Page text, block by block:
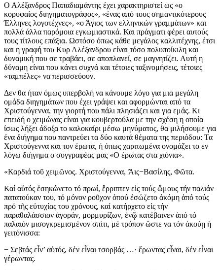
Ο Αλέξανδρος Παπαδιαμάντης έχει χαρακτηριστεί ως «ο
κορυφαίος διηγηματογράφος», «ένας από τους σημαντικότερους
Έλληνες λογοτέχνες», «ο Άγιος των ελληνικών γραμμάτων» και
πολλά άλλα παρόμοια εγκωμιαστικά. Και πράγματι φέρει αυτούς
τους τίτλους επάξια. Ωστόσο όπως κάθε μεγάλος καλλιτέχνης, έτσι
και η γραφή του Κυρ Αλέξανδρου είναι τόσο πολυποίκιλη και
δυναμική που σε τραβάει, σε αποπλανεί, σε μαγνητίζει. Αυτή η
δύναμη είναι που κάνει συχνά και τέτοιες ταξινομήσεις, τέτοιες
«ταμπέλες» να περισσεύουν.
Δεν θα ήταν όμως υπερβολή να κάνουμε λόγο για μια μεγάλη
ομάδα διηγημάτων που έχει γράψει και αφορμώνται από τα
Χριστούγεννα, την γιορτή που πάλι πλησιάζει και για εμάς. Κι
επειδή ο χειμώνας είναι για κουβερτούλα με την σχέση η οποία
ίσως λήξει άδοξα το καλοκαίρι μέσω μηνύματος, θα μιλήσουμε για
ένα διήγημα που παντρεύει τα δύο καυτά θέματα της περιόδου: Τα
Χριστούγεννα και τον έρωτα, ή όπως χαριτωμένα ονομάζει το εν
λόγω διήγημα ο συγγραφέας μας «Ο έρωτας στα χιόνια».
«Καρδιά τοῦ χειμῶνος. Χριστούγεννα, Ἅις−Βασίλης, Φῶτα.
Καί αὐτός ἐσηκώνετο τό πρωί, ἔρριπτεν εἰς τούς ὤμους τήν παλιάν
πατατούκαν του, τό μόνον ροῦχον ὁπού ἐσώζετο ἀκόμη ἀπό τούς
πρό τῆς εὐτυχίας του χρόνους, καί κατήρχετο εἰς τήν
παραθαλάσσιον ἀγοράν, μορμυρίζων, ἐνῷ κατέβαινεν ἀπό τό
παλαιόν μισογκρεμισμένον σπίτι, μέ τρόπον ὥστε να τόν ἀκούῃ ἡ
γειτόνισσα:
− Σεβτάς εἶν’ αὐτός, δέν εἶναι τσορβάς …· ἔρωντας εἶναι, δέν εἶναι
γέρωντας.